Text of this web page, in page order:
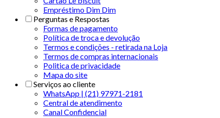
Empréstimo Dim Dim
Perguntas e Respostas
Formas de pagamento
Política de troca e devolução
Termos e condições - retirada na Loja
Termos de compras internacionais
Politica de privacidade
Mapa do site
Serviços ao cliente
WhatsApp | (21) 97971-2181
Central de atendimento
Canal Confidencial